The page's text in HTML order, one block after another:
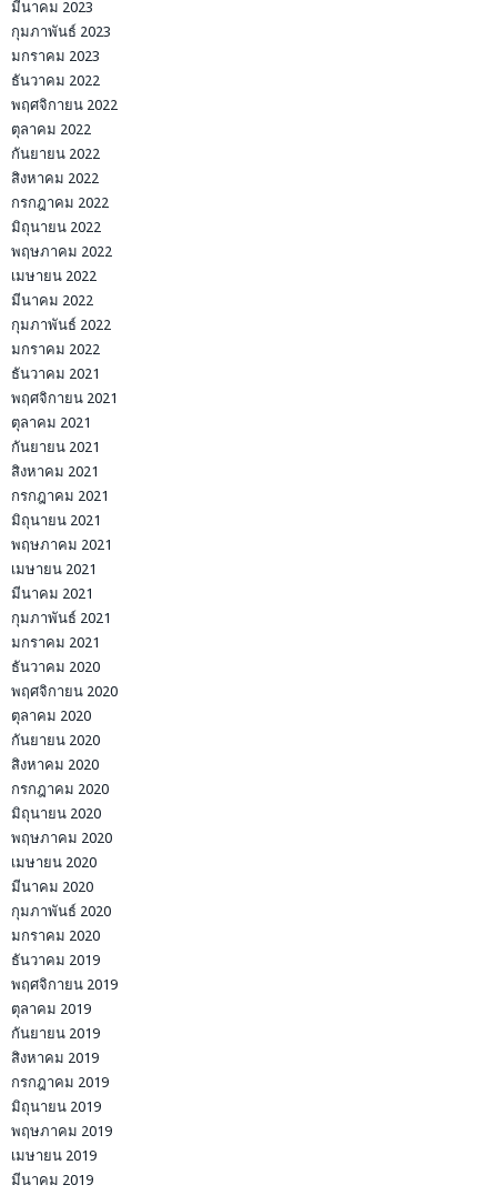
มีนาคม 2023
กุมภาพันธ์ 2023
มกราคม 2023
ธันวาคม 2022
พฤศจิกายน 2022
ตุลาคม 2022
กันยายน 2022
สิงหาคม 2022
กรกฎาคม 2022
มิถุนายน 2022
พฤษภาคม 2022
เมษายน 2022
มีนาคม 2022
กุมภาพันธ์ 2022
มกราคม 2022
ธันวาคม 2021
พฤศจิกายน 2021
ตุลาคม 2021
กันยายน 2021
สิงหาคม 2021
กรกฎาคม 2021
มิถุนายน 2021
พฤษภาคม 2021
เมษายน 2021
มีนาคม 2021
กุมภาพันธ์ 2021
มกราคม 2021
ธันวาคม 2020
พฤศจิกายน 2020
ตุลาคม 2020
กันยายน 2020
สิงหาคม 2020
กรกฎาคม 2020
มิถุนายน 2020
พฤษภาคม 2020
เมษายน 2020
มีนาคม 2020
กุมภาพันธ์ 2020
มกราคม 2020
ธันวาคม 2019
พฤศจิกายน 2019
ตุลาคม 2019
กันยายน 2019
สิงหาคม 2019
กรกฎาคม 2019
มิถุนายน 2019
พฤษภาคม 2019
เมษายน 2019
มีนาคม 2019